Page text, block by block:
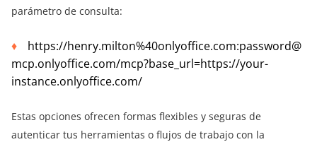
parámetro de consulta:
https://henry.milton%40onlyoffice.com:password@
mcp.onlyoffice.com/mcp?base_url=https://your-
instance.onlyoffice.com/
Estas opciones ofrecen formas flexibles y seguras de
autenticar tus herramientas o flujos de trabajo con la